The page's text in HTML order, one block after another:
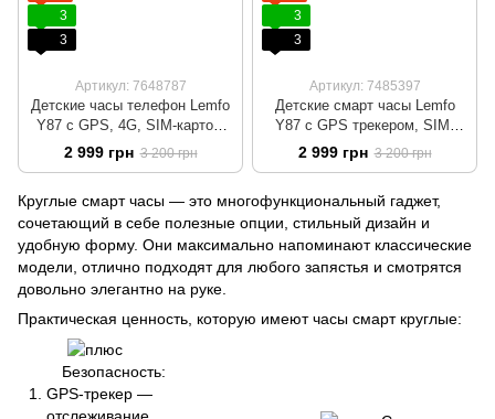
3
3
Артикул: 7648787
Детские часы телефон Lemfo
Y87 с GPS, 4G, SIM-картой,
видеозвонком, SOS,
операционной системой
WhatsApp) Синий
2 999 грн 3 200 грн
3
3
Артикул: 7485397
Детские смарт часы Lemfo
Y87 с GPS трекером, SIM-
картой, встроенной памятью 8
ГБ и поддержкой TikTok /
YouTube Розовый
2 999 грн 3 200 грн
Круглые смарт часы — это многофункциональный гаджет,
сочетающий в себе полезные опции, стильный дизайн и
удобную форму. Они максимально напоминают классические
модели, отлично подходят для любого запястья и смотрятся
довольно элегантно на руке.
Практическая ценность, которую имеют часы смарт круглые:
Безопасность:
GPS-трекер —